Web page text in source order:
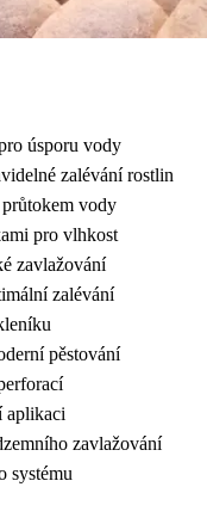
úsporu vody
zalévání rostlin
vody
pro vlhkost
zavlažování
zalévání
pěstování
aplikaci
zavlažování
systému